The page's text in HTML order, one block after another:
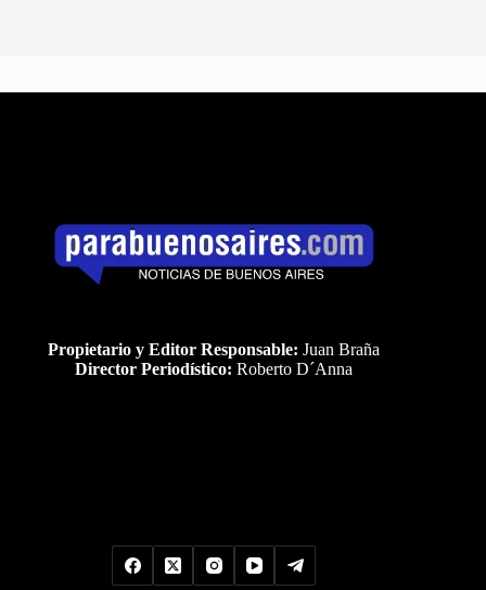
Propietario y Editor Responsable: Juan Braña
Director Periodístico: Roberto D´Anna